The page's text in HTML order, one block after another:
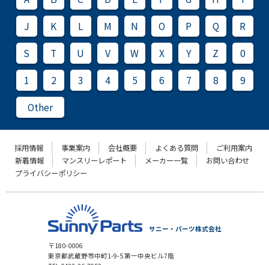
J
K L M N O P Q
R
S
T U V W X Y Z
0
1
2 3 4 5 6 7 8
9
Other
採用情報 事業案内 会社概要 よくある質問
ご利用案内
新着情報
マンスリーレポート メーカー一覧
お問い合わせ
プライバシーポリシー
サニー・パーツ株式会社
〒180-0006
東京都武蔵野市中町1-9-5 第一中央ビル7階